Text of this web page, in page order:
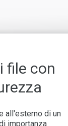
file con
all'esterno di un
importanza